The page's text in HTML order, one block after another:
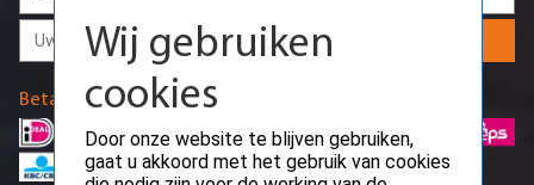
Betaalmethodes
Door onze website te blijven gebruiken,
gaat u akkoord met het gebruik van cookies
die nodig zijn voor de werking van de
basisfuncties van de website en om
gebruikersvoorkeuren op te slaan.
Ok